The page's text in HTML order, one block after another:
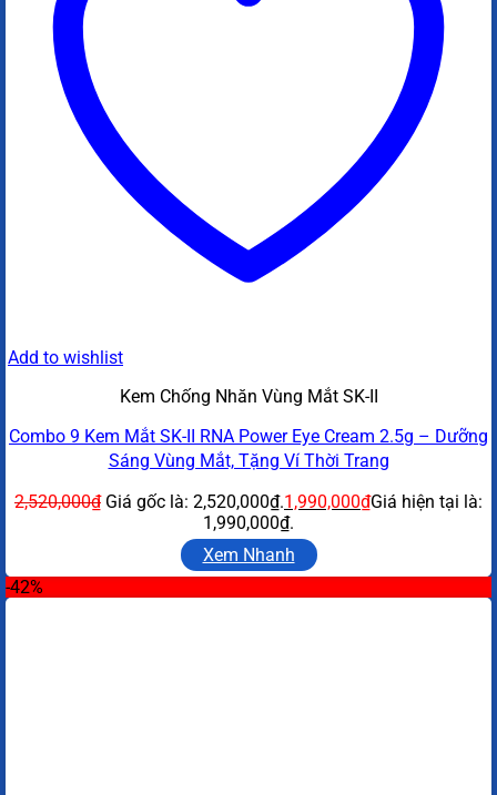
Add to wishlist
Kem Chống Nhăn Vùng Mắt SK-II
Combo 9 Kem Mắt SK-II RNA Power Eye Cream 2.5g – Dưỡng
Sáng Vùng Mắt, Tặng Ví Thời Trang
2,520,000₫ Giá gốc là: 2,520,000₫.1,990,000₫Giá hiện tại là:
1,990,000₫.
Xem Nhanh
-42%